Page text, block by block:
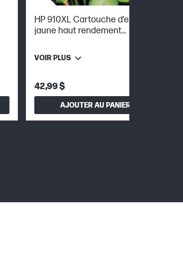
HP 910XL Cartouche d’encre
jaune haut rendement
VOIR PLUS
42,99 $
AJOUTER AU PANIER